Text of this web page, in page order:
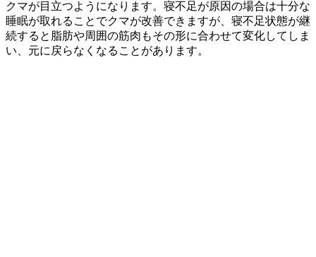
クマが目立つようになります。寝不足が原因の場合は十分な
睡眠が取れることでクマが改善できますが、寝不足状態が継
続すると脂肪や周囲の筋肉もその形に合わせて変化してしま
い、元に戻らなくなることがあります。